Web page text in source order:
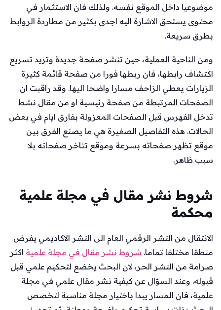
موضوعيا داخل الموقع نفسه. ولذلك فان الاستثمار في
محتوى يستحق الاشارة اليه اجدى بكثير من مطاردة الروابط
بطرق سريعة.
ومن الناحية العملية، حين تنشر صفحة جديدة وتريد تسريع
اكتشاف رابطها، فان ربطها فورا من صفحة قائمة كثيرة
الزيارات يعطي الزاحف مسارا واضحا اليها. وقد راقبت ان
الصفحات المرتبطة من صفحة رئيسية او من مقال نشط
تدخل الفهرس قبل الصفحات المعزولة بفارق ايام في بعض
الحالات. هذه التفاصيل الصغيرة هي ما يصنع الفرق بين
موقع تظهر صفحاته بسرعة وموقع تتاخر صفحاته بلا
سبب ظاهر.
شروط نشر مقال في مجلة علمية
محكمة
الانتقال من النشر الرقمي العام الى النشر الاكاديمي يفرض
منطقا مختلفا تماما. شروط نشر مقال في مجلة علمية اكثر
صرامة من النشر الحر، لان البحث يخضع لتحكيم علمي قبل
قبوله. وعند السؤال عن كيفية نشر مقال علمي في مجلة
علمية، فان المسار يبدا باختيار مجلة مناسبة لتخصص